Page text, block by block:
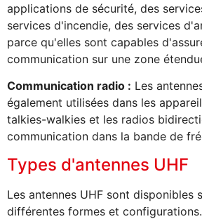
applications de sécurité, des
services d'incendie, des services
parce qu'elles sont capables
communication sur une zone
Communication radio : Les
également utilisées dans les
talkies-walkies et les radios
communication dans la bande de
Types d'antennes UHF
Les antennes UHF sont disponibles
différentes formes et